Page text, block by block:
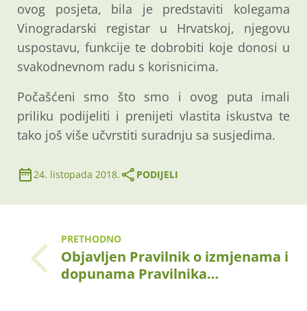
ovog posjeta, bila je predstaviti kolegama
Vinogradarski registar u Hrvatskoj, njegovu
uspostavu, funkcije te dobrobiti koje donosi u
svakodnevnom radu s korisnicima.
Počašćeni smo što smo i ovog puta imali
priliku podijeliti i prenijeti vlastita iskustva te
tako još više učvrstiti suradnju sa susjedima.
24. listopada 2018. PODIJELI
PRETHODNO
Objavljen Pravilnik o izmjenama i
dopunama Pravilnika…